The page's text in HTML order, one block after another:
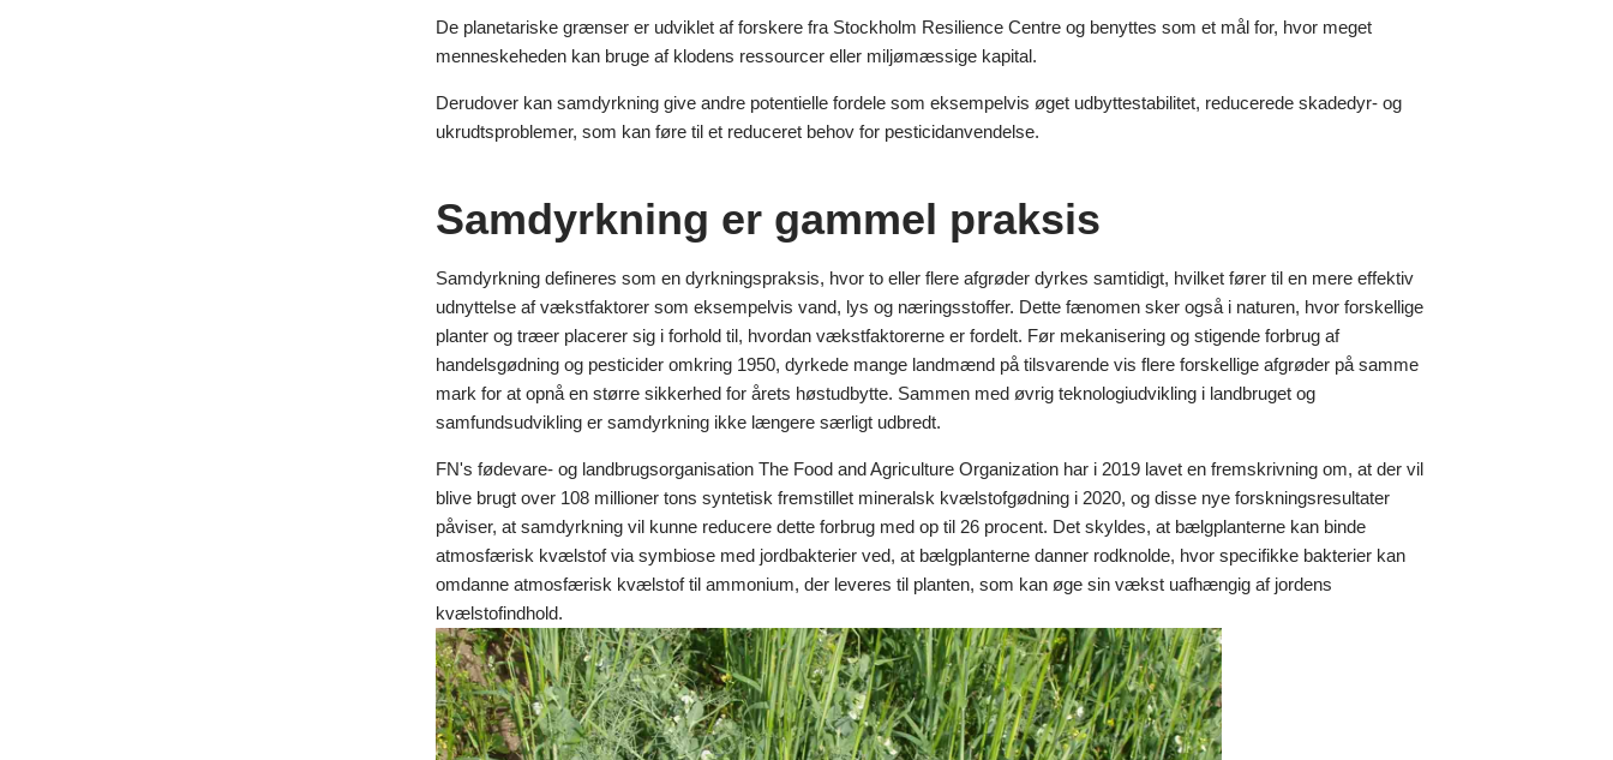
De planetariske grænser er udviklet af forskere fra Stockholm Resilience Centre og benyttes som et mål for, hvor meget
menneskeheden kan bruge af klodens ressourcer eller miljømæssige kapital.
Derudover kan samdyrkning give andre potentielle fordele som eksempelvis øget udbyttestabilitet, reducerede skadedyr- og
ukrudtsproblemer, som kan føre til et reduceret behov for pesticidanvendelse.
Samdyrkning er gammel praksis
Samdyrkning defineres som en dyrkningspraksis, hvor to eller flere afgrøder dyrkes samtidigt, hvilket fører til en mere effektiv
udnyttelse af vækstfaktorer som eksempelvis vand, lys og næringsstoffer. Dette fænomen sker også i naturen, hvor forskellige
planter og træer placerer sig i forhold til, hvordan vækstfaktorerne er fordelt. Før mekanisering og stigende forbrug af
handelsgødning og pesticider omkring 1950, dyrkede mange landmænd på tilsvarende vis flere forskellige afgrøder på samme
mark for at opnå en større sikkerhed for årets høstudbytte. Sammen med øvrig teknologiudvikling i landbruget og
samfundsudvikling er samdyrkning ikke længere særligt udbredt.
FN's fødevare- og landbrugsorganisation The Food and Agriculture Organization har i 2019 lavet en fremskrivning om, at der vil
blive brugt over 108 millioner tons syntetisk fremstillet mineralsk kvælstofgødning i 2020, og disse nye forskningsresultater
påviser, at samdyrkning vil kunne reducere dette forbrug med op til 26 procent. Det skyldes, at bælgplanterne kan binde
atmosfærisk kvælstof via symbiose med jordbakterier ved, at bælgplanterne danner rodknolde, hvor specifikke bakterier kan
omdanne atmosfærisk kvælstof til ammonium, der leveres til planten, som kan øge sin vækst uafhængig af jordens
kvælstofindhold.